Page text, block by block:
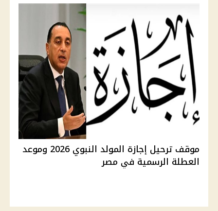
موقف ترحيل إجازة المولد النبوي 2026 وموعد
العطلة الرسمية في مصر